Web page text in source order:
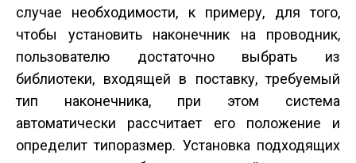
случае необходимости, к примеру, для того,
чтобы установить наконечник на проводник,
пользователю достаточно выбрать из
библиотеки, входящей в поставку, требуемый
тип наконечника, при этом система
автоматически рассчитает его положение и
определит типоразмер. Установка подходящих